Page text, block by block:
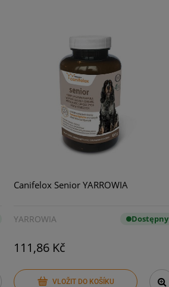
Canifelox Senior YARROWIA
YARROWIA Dostępny
111,86 Kč
VLOŽIT DO KOŠÍKU